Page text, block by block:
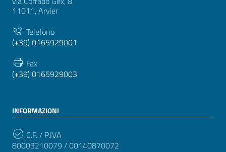
11011, Arvier
Telefono
(+39) 0165929001
Fax
(+39) 0165929003
INFORMAZIONI
C.F. / P.IVA
80003210079 / 00140870072